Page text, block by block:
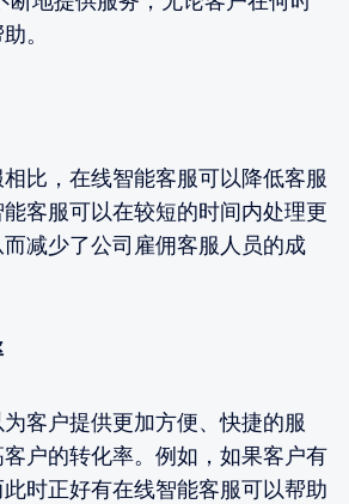
。
比，在线智能客服可以降低客服
客服可以在较短的时间内处理更
减少了公司雇佣客服人员的成
客户提供更加方便、快捷的服
户的转化率。例如，如果客户有
时正好有在线智能客服可以帮助